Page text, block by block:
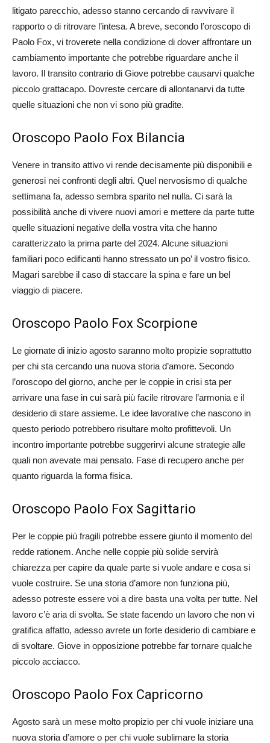
litigato parecchio, adesso stanno cercando di ravvivare il
rapporto o di ritrovare l’intesa. A breve, secondo l’oroscopo di
Paolo Fox, vi troverete nella condizione di dover affrontare un
cambiamento importante che potrebbe riguardare anche il
lavoro. Il transito contrario di Giove potrebbe causarvi qualche
piccolo grattacapo. Dovreste cercare di allontanarvi da tutte
quelle situazioni che non vi sono più gradite.
Oroscopo Paolo Fox Bilancia
Venere in transito attivo vi rende decisamente più disponibili e
generosi nei confronti degli altri. Quel nervosismo di qualche
settimana fa, adesso sembra sparito nel nulla. Ci sarà la
possibilità anche di vivere nuovi amori e mettere da parte tutte
quelle situazioni negative della vostra vita che hanno
caratterizzato la prima parte del 2024. Alcune situazioni
familiari poco edificanti hanno stressato un po’ il vostro fisico.
Magari sarebbe il caso di staccare la spina e fare un bel
viaggio di piacere.
Oroscopo Paolo Fox Scorpione
Le giornate di inizio agosto saranno molto propizie soprattutto
per chi sta cercando una nuova storia d’amore. Secondo
l’oroscopo del giorno, anche per le coppie in crisi sta per
arrivare una fase in cui sarà più facile ritrovare l’armonia e il
desiderio di stare assieme. Le idee lavorative che nascono in
questo periodo potrebbero risultare molto profittevoli. Un
incontro importante potrebbe suggerirvi alcune strategie alle
quali non avevate mai pensato. Fase di recupero anche per
quanto riguarda la forma fisica.
Oroscopo Paolo Fox Sagittario
Per le coppie più fragili potrebbe essere giunto il momento del
redde rationem. Anche nelle coppie più solide servirà
chiarezza per capire da quale parte si vuole andare e cosa si
vuole costruire. Se una storia d’amore non funziona più,
adesso potreste essere voi a dire basta una volta per tutte. Nel
lavoro c’è aria di svolta. Se state facendo un lavoro che non vi
gratifica affatto, adesso avrete un forte desiderio di cambiare e
di svoltare. Giove in opposizione potrebbe far tornare qualche
piccolo acciacco.
Oroscopo Paolo Fox Capricorno
Agosto sarà un mese molto propizio per chi vuole iniziare una
nuova storia d’amore o per chi vuole sublimare la storia